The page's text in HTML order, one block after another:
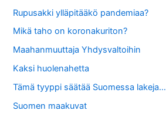
Rupusakki ylläpitääkö pandemiaa?
Mikä taho on koronakuriton?
Maahanmuuttaja Yhdysvaltoihin
Kaksi huolenahetta
Tämä tyyppi säätää Suomessa lakeja…
Suomen maakuvat